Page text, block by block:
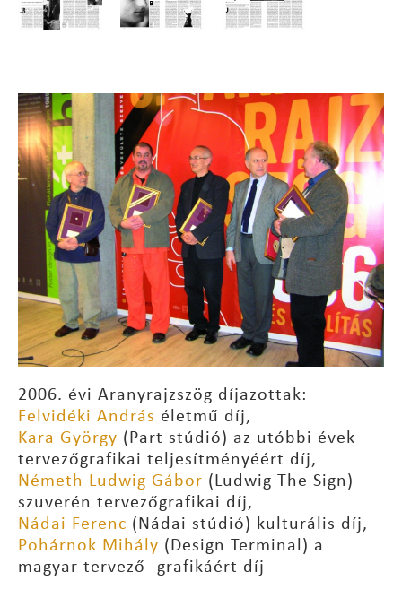
2006. évi Aranyrajzszög díjazottak:
Felvidéki András életmű díj,
Kara György (Part stúdió) az utóbbi évek
tervezőgrafikai teljesítményéért díj,
Németh Ludwig Gábor (Ludwig The Sign)
szuverén tervezőgrafikai díj,
Nádai Ferenc (Nádai stúdió) kulturális díj,
Pohárnok Mihály (Design Terminal) a
magyar tervező- grafikáért díj